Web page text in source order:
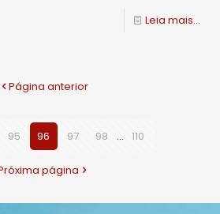
Leia mais...
Página anterior
95 96 97 98 ... 110
página